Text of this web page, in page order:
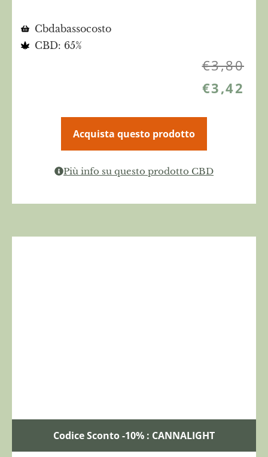
Cbdabassocosto
CBD: 65%
€3,80
€3,42
Acquista questo prodotto
Più info su questo prodotto CBD
Codice Sconto -10% : CANNALIGHT